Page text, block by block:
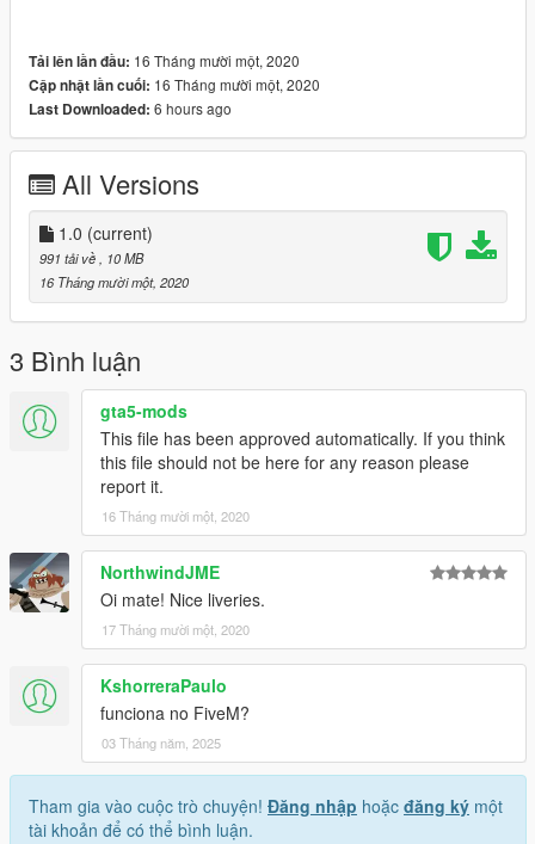
\dlcpacks\mpheist3\dlc.rpf\x64\data\lang\americandlc.rpf
Tải lên lần đầu: 16 Tháng mười một, 2020
Cập nhật lần cuối: 16 Tháng mười một, 2020
Last Downloaded: 6 hours ago
All Versions
1.0 (current)
991 tải về
, 10 MB
16 Tháng mười một, 2020
3 Bình luận
gta5-mods
This file has been approved automatically. If you think
this file should not be here for any reason please
report it.
16 Tháng mười một, 2020
NorthwindJME
Oi mate! Nice liveries.
17 Tháng mười một, 2020
KshorreraPaulo
funciona no FiveM?
03 Tháng năm, 2025
Tham gia vào cuộc trò chuyện! Đăng nhập hoặc đăng ký một
tài khoản để có thể bình luận.